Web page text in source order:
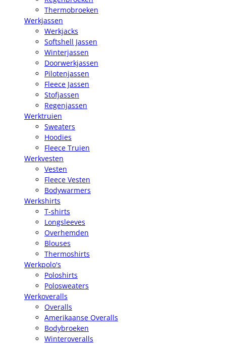
Thermobroeken
Werkjassen
Werkjacks
Softshell Jassen
Winterjassen
Doorwerkjassen
Pilotenjassen
Fleece Jassen
Stofjassen
Regenjassen
Werktruien
Sweaters
Hoodies
Fleece Truien
Werkvesten
Vesten
Fleece Vesten
Bodywarmers
Werkshirts
T-shirts
Longsleeves
Overhemden
Blouses
Thermoshirts
Werkpolo's
Poloshirts
Polosweaters
Werkoveralls
Overalls
Amerikaanse Overalls
Bodybroeken
Winteroveralls